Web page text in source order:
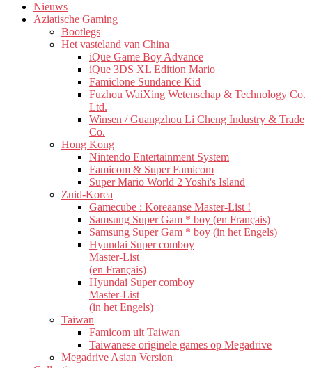
Nieuws
Aziatische Gaming
Bootlegs
Het vasteland van China
iQue Game Boy Advance
iQue 3DS XL Edition Mario
Famiclone Sundance Kid
Fuzhou WaiXing Wetenschap & Technology Co.
Ltd.
Winsen / Guangzhou Li Cheng Industry & Trade
Co.
Hong Kong
Nintendo Entertainment System
Famicom & Super Famicom
Super Mario World 2 Yoshi's Island
Zuid-Korea
Gamecube : Koreaanse Master-List !
Samsung Super Gam * boy (en Français)
Samsung Super Gam * boy (in het Engels)
Hyundai Super comboy
Master-List
(en Français)
Hyundai Super comboy
Master-List
(in het Engels)
Taiwan
Famicom uit Taiwan
Taiwanese originele games op Megadrive
Megadrive Asian Version